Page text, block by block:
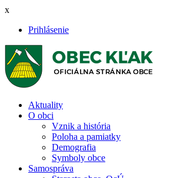
Skočiť
hlavný
x
User
account
menu
Prihlásenie
Main
navigation
Aktuality
O obci
Vznik a história
Poloha a pamiatky
Demografia
Symboly obce
Samospráva